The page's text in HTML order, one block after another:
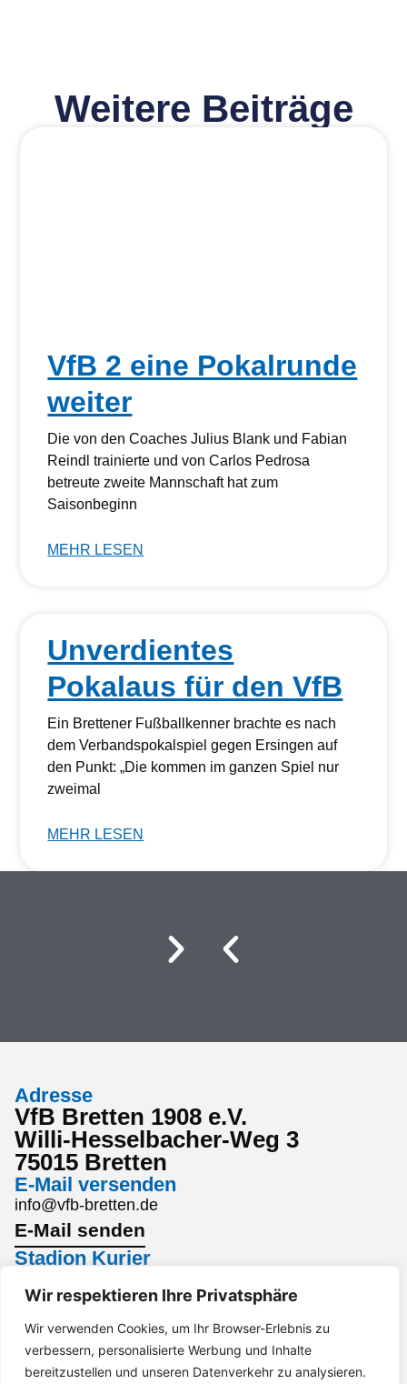
Wir respektieren Ihre Privatsphäre
Wir verwenden Cookies, um Ihr Browser-Erlebnis zu
verbessern, personalisierte Werbung und Inhalte
bereitzustellen und unseren Datenverkehr zu analysieren.
Weitere Beiträge
VfB 2 eine Pokalrunde
weiter
Die von den Coaches Julius Blank und Fabian
Reindl trainierte und von Carlos Pedrosa
betreute zweite Mannschaft hat zum
Saisonbeginn
MEHR LESEN
Unverdientes
Pokalaus für den VfB
Ein Brettener Fußballkenner brachte es nach
dem Verbandspokalspiel gegen Ersingen auf
den Punkt: „Die kommen im ganzen Spiel nur
zweimal
MEHR LESEN
Adresse
VfB Bretten 1908 e.V.
Willi-Hesselbacher-Weg 3
75015 Bretten
E-Mail versenden
info@vfb-bretten.de
E-Mail senden
Stadion Kurier
Stadion Kurier
Interesse an einem Sponsoring?
Gerne per Mail an marketing@vfb-bretten.de.
Anfrage senden